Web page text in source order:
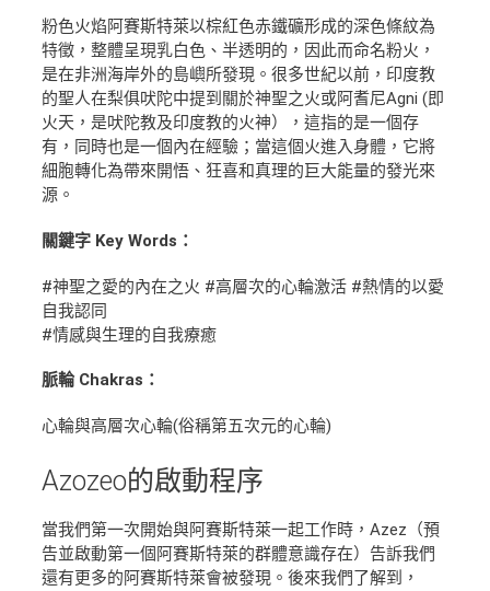
粉色火焰阿賽斯特萊以棕紅色赤鐵礦形成的深色條紋為
特徵，整體呈現乳白色、半透明的，因此而命名粉火，
是在非洲海岸外的島嶼所發現。很多世紀以前，印度教
的聖人在梨俱吠陀中提到關於神聖之火或阿耆尼Agni (即
火天，是吠陀教及印度教的火神），這指的是一個存
有，同時也是一個內在經驗；當這個火進入身體，它將
細胞轉化為帶來開悟、狂喜和真理的巨大能量的發光來
源。
關鍵字 Key Words：
#神聖之愛的內在之火 #高層次的心輪激活 #熱情的以愛
自我認同
#情感與生理的自我療癒
脈輪 Chakras：
心輪與高層次心輪(俗稱第五次元的心輪)
Azozeo的啟動程序
當我們第一次開始與阿賽斯特萊一起工作時，Azez（預
告並啟動第一個阿賽斯特萊的群體意識存在）告訴我們
還有更多的阿賽斯特萊會被發現。後來我們了解到，